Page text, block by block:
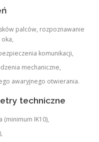
palców, rozpoznawanie
komunikacji,
mechaniczne,
awaryjnego otwierania.
techniczne
IK10),